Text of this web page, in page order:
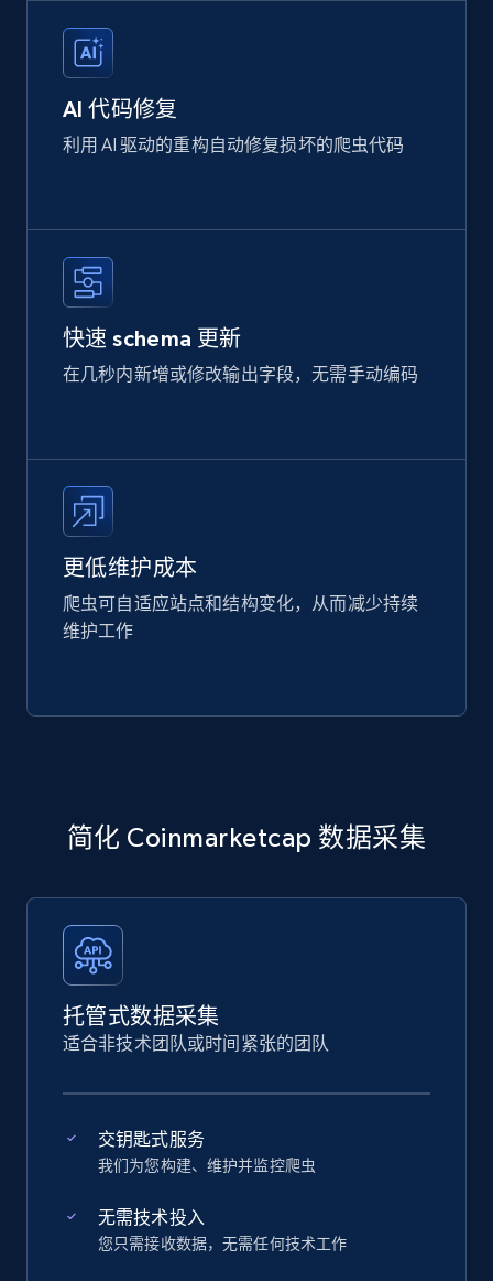
AI 代码修复
利用 AI 驱动的重构自动修复损坏的爬虫代码
快速 schema 更新
在几秒内新增或修改输出字段，无需手动编码
更低维护成本
爬虫可自适应站点和结构变化，从而减少持续
维护工作
简化 Coinmarketcap 数据采集
托管式数据采集
适合非技术团队或时间紧张的团队
交钥匙式服务
我们为您构建、维护并监控爬虫
无需技术投入
您只需接收数据，无需任何技术工作